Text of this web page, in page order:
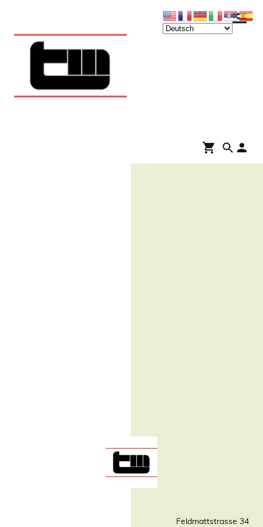
Feldmattstrasse 34